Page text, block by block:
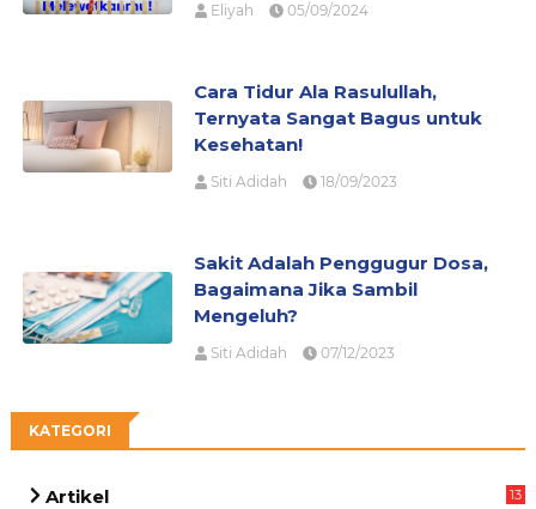
Eliyah 05/09/2024
Cara Tidur Ala Rasulullah,
Ternyata Sangat Bagus untuk
Kesehatan!
Siti Adidah 18/09/2023
Sakit Adalah Penggugur Dosa,
Bagaimana Jika Sambil
Mengeluh?
Siti Adidah 07/12/2023
KATEGORI
Artikel
13